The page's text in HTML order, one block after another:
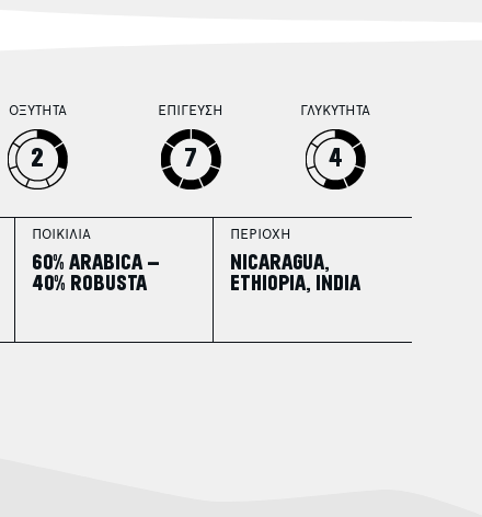
ΟΞΥΤΗΤΑ
2
ΕΠΙΓΕΥΣΗ
7
ΓΛΥΚΥΤΗΤΑ
4
ΠΟΙΚΙΛΙΑ
60% ARABICA –
40% ROBUSTA
ΠΕΡΙΟΧΗ
NICARAGUA,
ETHIOPIA, INDIA